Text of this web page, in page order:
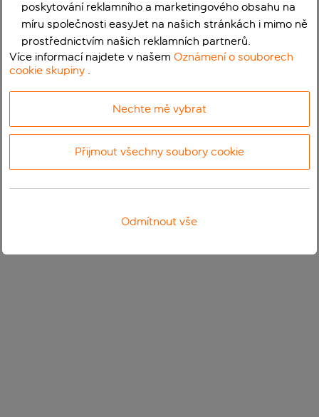
poskytování reklamního a marketingového obsahu na
míru společnosti easyJet na našich stránkách i mimo ně
prostřednictvím našich reklamních partnerů.
Více informací najdete v našemOznámení o souborech
cookie skupiny .
Nechte mě vybrat
Přijmout všechny soubory cookie
Odmítnout vše